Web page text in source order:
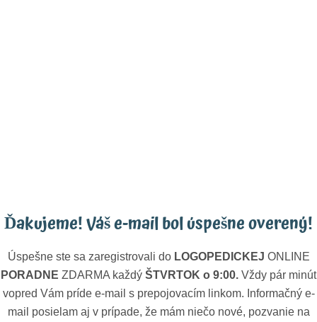
Ďakujeme! Váš e-mail bol úspešne overený!
Úspešne ste sa zaregistrovali do LOGOPEDICKEJ ONLINE
PORADNE ZDARMA každý ŠTVRTOK o 9:00. Vždy pár minút
vopred Vám príde e-mail s prepojovacím linkom. Informačný e-
mail posielam aj v prípade, že mám niečo nové, pozvanie na